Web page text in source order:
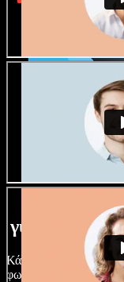
γυναικείων
Κάθε έργο είναι
φωνής & διαλέκτους